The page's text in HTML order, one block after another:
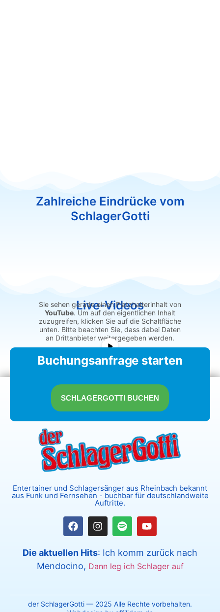
Zahlreiche Eindrücke vom
SchlagerGotti
Live-Videos
Sie sehen gerade einen Platzhalterinhalt von
YouTube. Um auf den eigentlichen Inhalt
zuzugreifen, klicken Sie auf die Schaltfläche
unten. Bitte beachten Sie, dass dabei Daten
an Drittanbieter weitergegeben werden.
Mehr Informationen
Inhalt entsperren
Erforderlichen Service akzeptieren
und Inhalte entsperren
Buchungsanfrage starten
SCHLAGERGOTTI BUCHEN
Entertainer und Schlagersänger aus Rheinbach bekannt
aus Funk und Fernsehen - buchbar für deutschlandweite
Auftritte.
Die aktuellen Hits: Ich komm zurück nach
Mendocino, Dann leg ich Schlager auf
der SchlagerGotti — 2025 Alle Rechte vorbehalten.